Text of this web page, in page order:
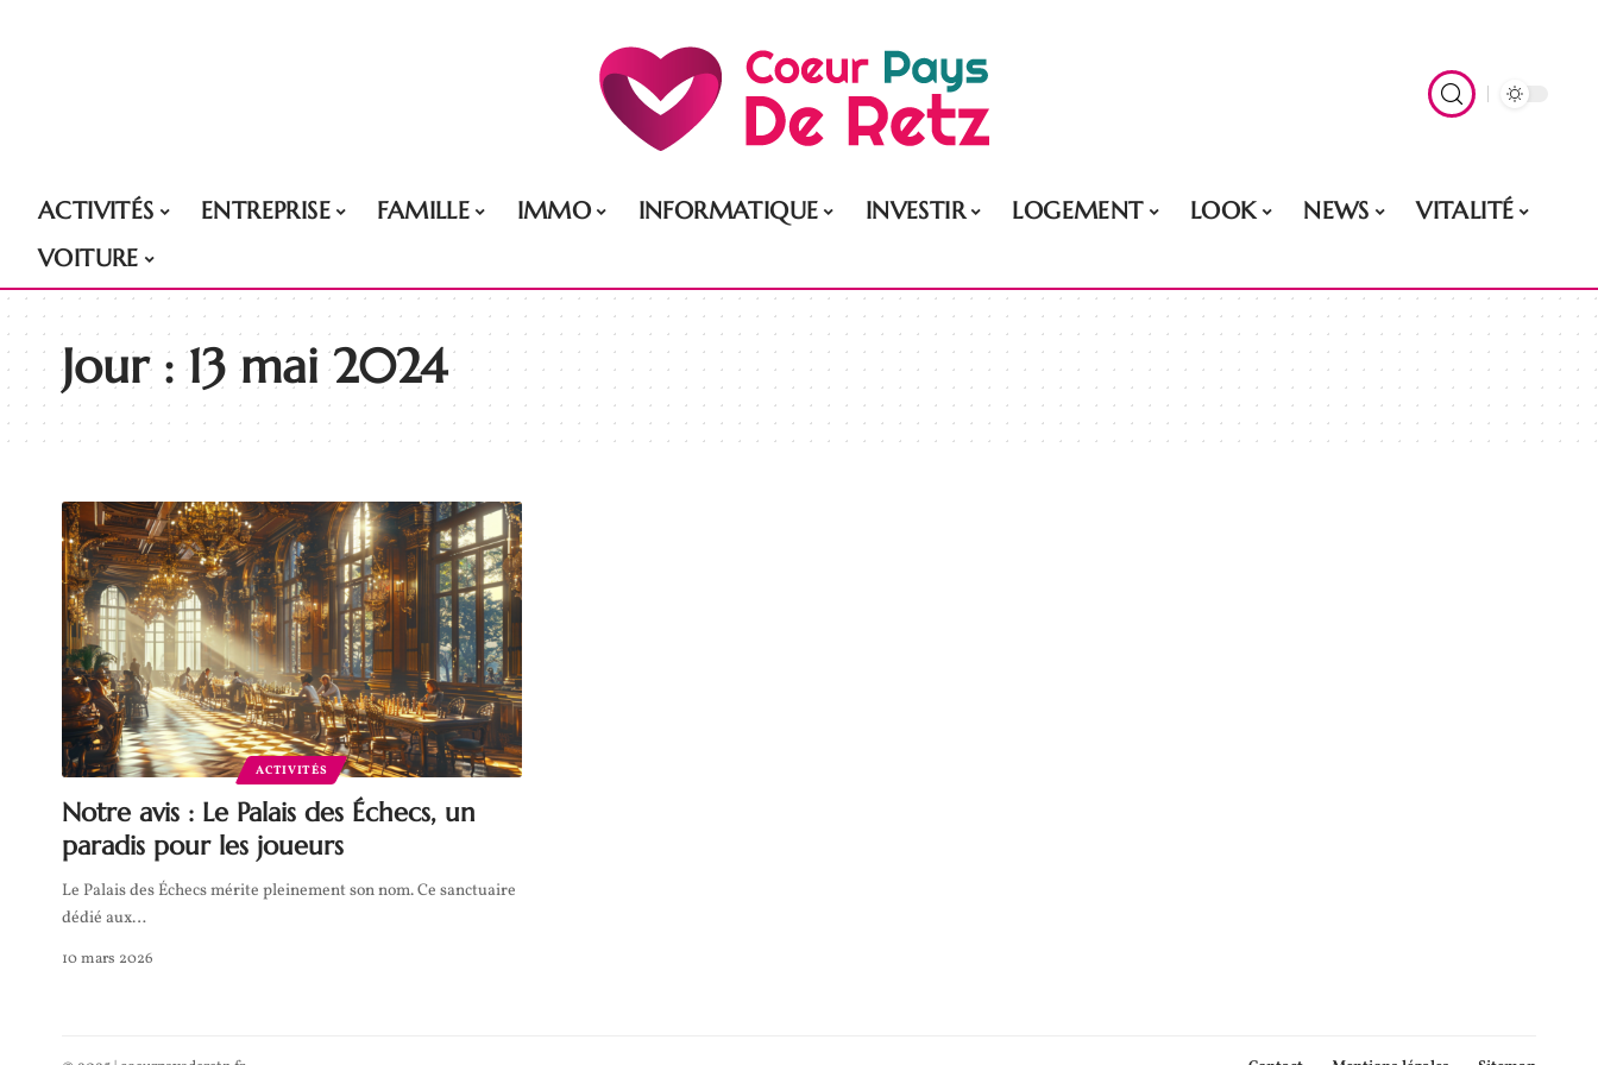
ACTIVITÉS ENTREPRISE FAMILLE IMMO INFORMATIQUE INVESTIR LOGEMENT LOOK NEWS
VITALITÉ
VOITURE
Jour :13 mai 2024
ACTIVITÉS
Notre avis : Le Palais des Échecs, un
paradis pour les joueurs
Le Palais des Échecs mérite pleinement son nom. Ce sanctuaire
dédié aux…
10 mars 2026